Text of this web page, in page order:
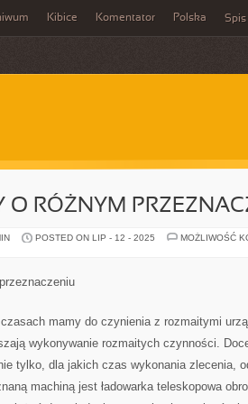
Kibice Komentator Polska Spis
O RÓŻNYM
POSTED ON LIP - 12 - 2025
MOŻLIWOŚĆ
mamy do czynienia z rozmaitymi
wykonywanie rozmaitych czynności.
tylko, dla jakich czas wykonania zlecenia,
machiną jest ładowarka teleskopowa